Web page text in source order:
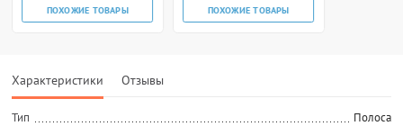
ПОХОЖИЕ ТОВАРЫ
Характеристики Отзывы
Тип
Полоса